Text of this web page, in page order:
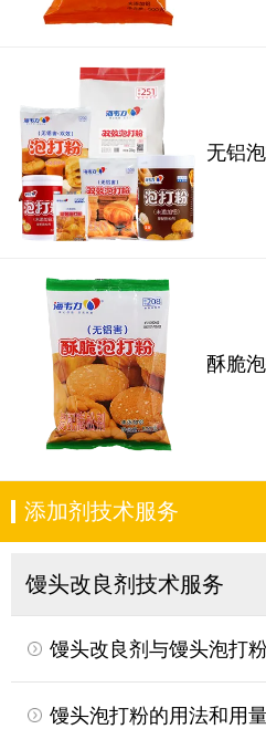
无铝
酥脆
添加剂技术服务
馒头改良剂技术服务
馒头改良剂与馒头泡打
馒头泡打粉的用法和用